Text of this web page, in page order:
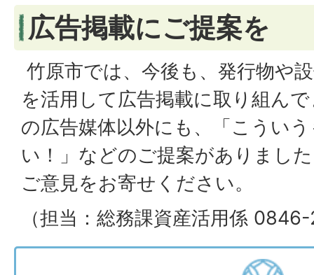
広告掲載にご提案を
竹原市では、今後も、発行物や
を活用して広告掲載に取り組ん
の広告媒体以外にも、「こうい
い！」などのご提案がありまし
ご意見をお寄せください。
（担当：総務課資産活用係